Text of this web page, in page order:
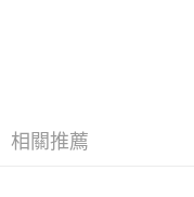
相關推薦